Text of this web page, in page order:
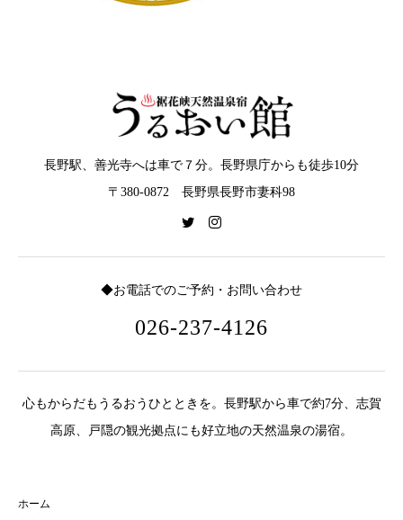
長野駅、善光寺へは車で７分。長野県庁からも徒歩10分
〒380-0872 長野県長野市妻科98
◆お電話でのご予約・お問い合わせ
026-237-4126
心もからだもうるおうひとときを。長野駅から車で約7分、志賀
高原、戸隠の観光拠点にも好立地の天然温泉の湯宿。
ホーム